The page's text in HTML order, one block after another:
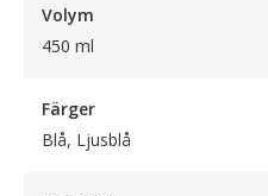
Volym
450 ml
Färger
Blå, Ljusblå